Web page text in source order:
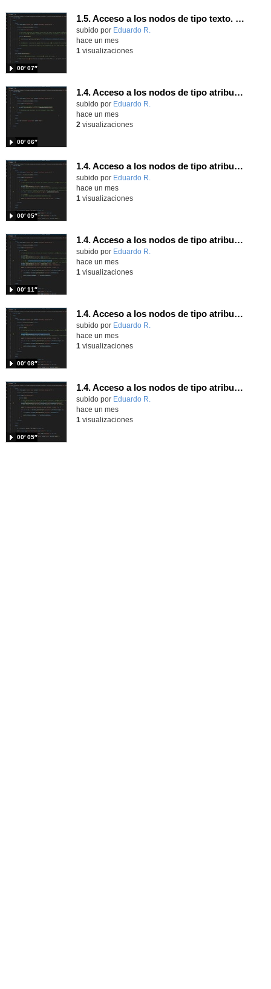
1.5. Acceso a los nodos de tipo texto. Parte 1.
Contenido educativo.
subido por Eduardo R.
00′ 07″
hace un mes
1 visualizaciones
1.4. Acceso a los nodos de tipo atributo. Parte 7.
Contenido educativo.
subido por Eduardo R.
00′ 06″
hace un mes
2 visualizaciones
1.4. Acceso a los nodos de tipo atributo. Parte 6.
Contenido educativo.
subido por Eduardo R.
00′ 05″
hace un mes
1 visualizaciones
1.4. Acceso a los nodos de tipo atributo. Parte 5.
Contenido educativo.
subido por Eduardo R.
00′ 11″
hace un mes
1 visualizaciones
1.4. Acceso a los nodos de tipo atributo. Parte 4.
Contenido educativo.
subido por Eduardo R.
00′ 08″
hace un mes
1 visualizaciones
1.4. Acceso a los nodos de tipo atributo. Parte 3.
Contenido educativo.
subido por Eduardo R.
00′ 05″
hace un mes
1 visualizaciones